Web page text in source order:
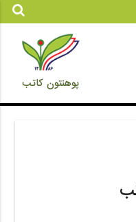
پوهنتون کاتب